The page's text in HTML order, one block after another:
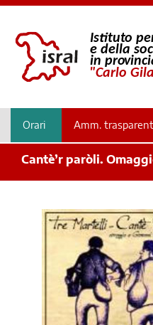
Orari Amm.
Cantè’r paròli.